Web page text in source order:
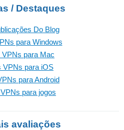
/ Destaques
Do Blog
para Windows
VPNs para Mac
VPNs para iOS
para Android
para jogos
avaliações